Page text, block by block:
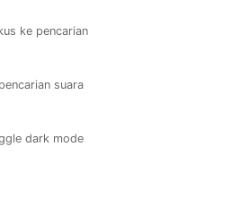
ke pencarian
suara
dark mode